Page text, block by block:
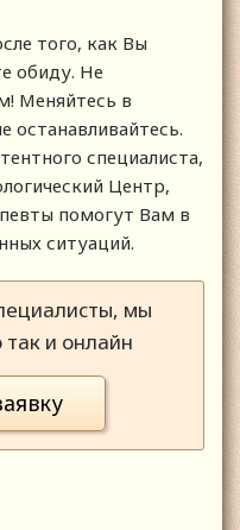
того, как Вы
обиду. Не
Меняйтесь в
останавливайтесь.
специалиста,
Центр,
помогут Вам в
ситуаций.
мы
и онлайн